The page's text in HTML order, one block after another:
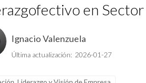
en
Ignacio Valenzuela
Última actualización: 2026-01-27